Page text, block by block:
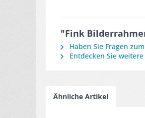
"Fink
Haben Sie Fragen
Entdecken Sie
Ähnliche Artikel